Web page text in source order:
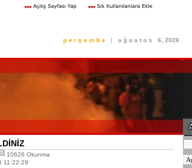
p e r ş e m b e | a ğ u s t o s 6, 2026
10626 Okunma
11:22:29